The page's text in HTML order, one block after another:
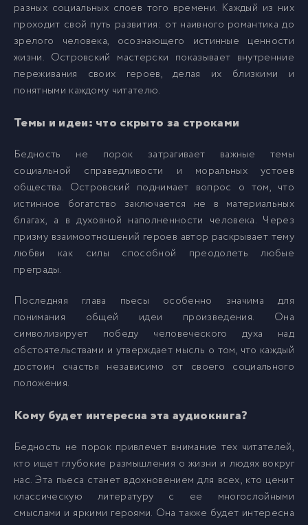
разных социальных слоев того времени. Каждый из них
проходит свой путь развития: от наивного романтика до
зрелого человека, осознающего истинные ценности
жизни. Островский мастерски показывает внутренние
переживания своих героев, делая их близкими и
понятными каждому читателю.
Темы и идеи: что скрыто за строками
Бедность не порок затрагивает важные темы
социальной справедливости и моральных устоев
общества. Островский поднимает вопрос о том, что
истинное богатство заключается не в материальных
благах, а в духовной наполненности человека. Через
призму взаимоотношений героев автор раскрывает тему
любви как силы способной преодолеть любые
преграды.
Последняя глава пьесы особенно значима для
понимания общей идеи произведения. Она
символизирует победу человеческого духа над
обстоятельствами и утверждает мысль о том, что каждый
достоин счастья независимо от своего социального
положения.
Кому будет интересна эта аудиокнига?
Бедность не порок привлечет внимание тех читателей,
кто ищет глубокие размышления о жизни и людях вокруг
нас. Эта пьеса станет вдохновением для всех, кто ценит
классическую литературу с ее многослойными
смыслами и яркими героями. Она также будет интересна